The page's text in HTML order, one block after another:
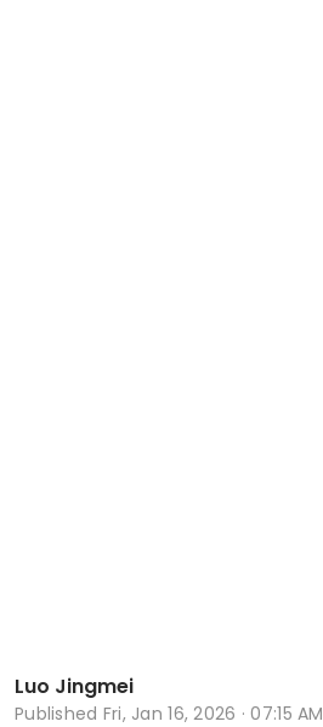
Luo Jingmei
Published Fri, Jan 16, 2026 · 07:15 AM